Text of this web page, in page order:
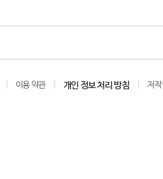
이용 약관 개인 정보 처리 방침 저